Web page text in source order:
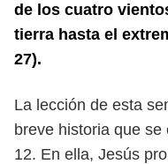
de los cuatro
tierra hasta el
27).
La lección de esta
breve historia que se
12. En ella, Jesús